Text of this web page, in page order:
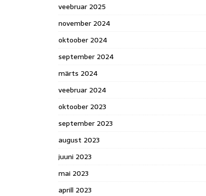
veebruar 2025
november 2024
oktoober 2024
september 2024
märts 2024
veebruar 2024
oktoober 2023
september 2023
august 2023
juuni 2023
mai 2023
aprill 2023